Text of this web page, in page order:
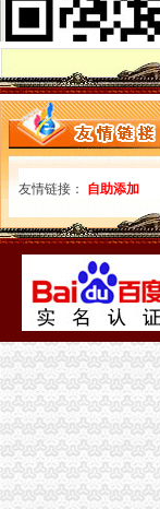
自贸试验区进出口货
进出口货物收发货人
进出口货物收发货人
进出口货物收发货人
进出口货物收发货人
进出口货物收发货人
进出口货物收发货人
进出口货物收发货人
进出口货物收发货人
进出口货物收发货人
进出口货物收发货人
进出口货物收发货人
进出口货物收发货人
进出口货物收发货人
进出口货物收发货人
进出口货物收发货人
苏州关务天空苏州区
进出口货物收发货人
进出口货物收发货人
进出口货物收发货人
进出口货物收发货人
进出口货物收发货人
友情链接： 自助添加